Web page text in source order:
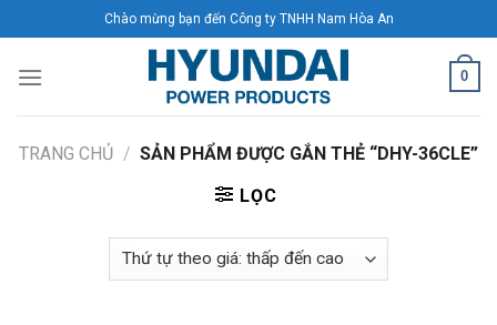
to
content
Chào mừng bạn đến Công ty TNHH Nam Hòa An
0
TRANG CHỦ / SẢN PHẨM ĐƯỢC GẮN THẺ “DHY-36CLE”
LỌC